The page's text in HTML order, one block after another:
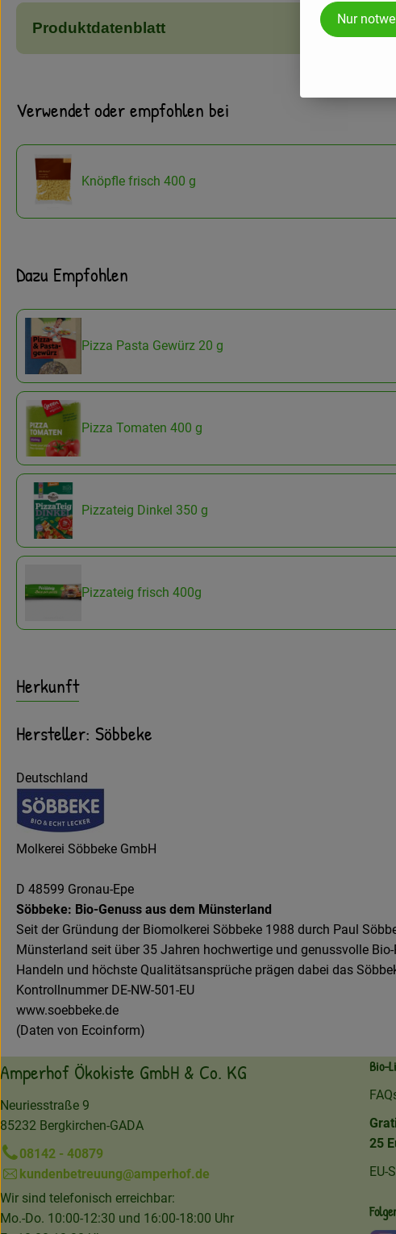
Produktdatenblatt
Verwendet oder empfohlen bei
Knöpfle frisch 400 g
Dazu Empfohlen
Pizza Pasta Gewürz 20 g
Pizza Tomaten 400 g
Pizzateig Dinkel 350 g
Pizzateig frisch 400g
Herkunft
Hersteller: Söbbeke
Deutschland
Molkerei Söbbeke GmbH
D 48599 Gronau-Epe
Söbbeke: Bio-Genuss aus dem Münsterland
Seit der Gründung der Biomolkerei Söbbeke 1988 durch Paul
Münsterland seit über 35 Jahren hochwertige und genussvolle
Handeln und höchste Qualitäts­ansprüche prägen dabei das
Kontrollnummer DE-NW-501-EU
www.soebbeke.de
(Daten von Ecoinform)
Amperhof Ökokiste GmbH & Co. KG
Neuriesstraße 9
85232 Bergkirchen-GADA
08142 - 40879
kundenbetreuung@amperhof.de
Wir sind telefonisch erreichbar:
Mo.-Do. 10:00-12:30 und 16:00-18:00 Uhr
Bio-
25
EU-
Nur